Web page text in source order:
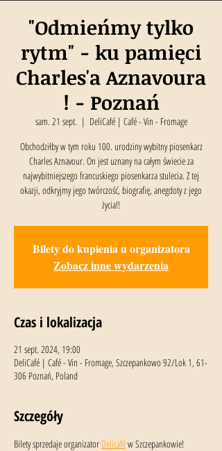
"Odmieńmy tylko
rytm" - ku pamięci
Charles'a Aznavoura
! - Poznań
sam. 21 sept.
  |
DeliCafé | Café - Vin - Fromage
Obchodziłby w tym roku 100. urodziny wybitny piosenkarz
Charles Aznavour. On jest uznany na całym świecie za
najwybitniejszego francuskiego piosenkarza stulecia. Z tej
okazji, odkryjmy jego twórczość, biografię, anegdoty z jego
życia!!
Bilety do kupienia u organizatora
Zobacz inne wydarzenia
Czas i lokalizacja
21 sept. 2024, 19:00
DeliCafé | Café - Vin - Fromage, Szczepankowo 92/Lok 1, 61-
306 Poznań, Poland
Szczegóły
Bilety sprzedaje organizator Delicafé w Szczepankowie!